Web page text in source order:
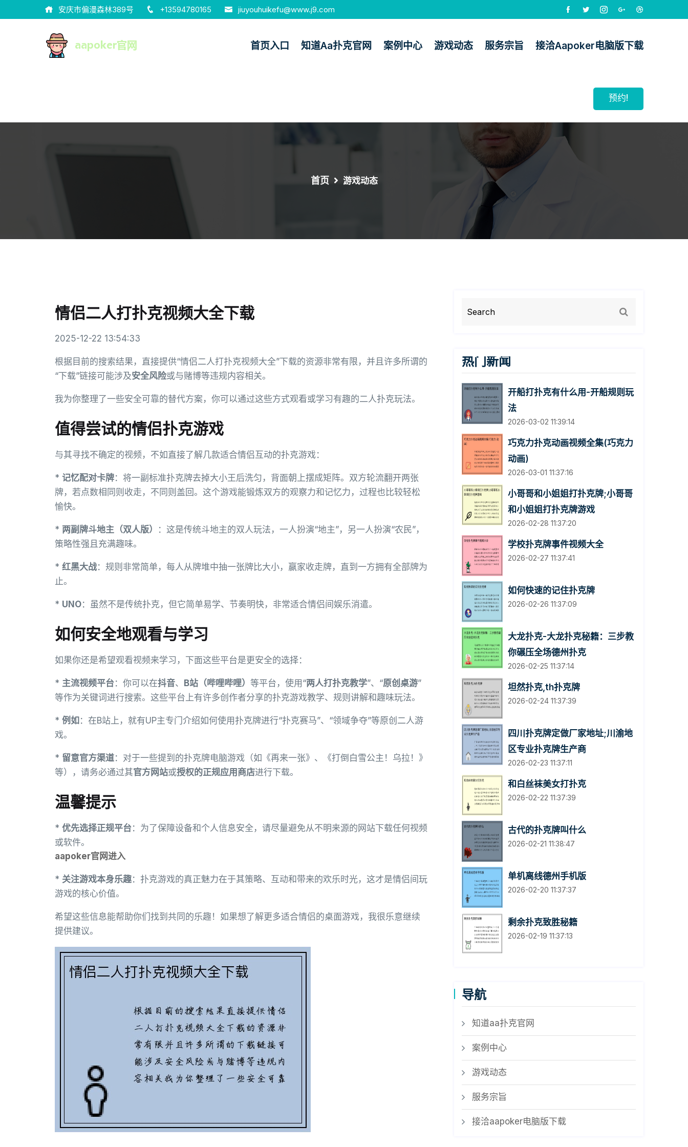
安庆市偏漫森林389号 +13594780165 jiuyouhuikefu@www.j9.com
首页入口 知道aa扑克官网 案例中心 游戏动态 服务宗旨 接洽aapoker电脑版下载
预约!
首页 游戏动态
情侣二人打扑克视频大全下载
2025-12-22 13:54:33
根据目前的搜索结果，直接提供“情侣二人打扑克视频大全”下载的资源非常有限，并且许多所谓的
“下载”链接可能涉及安全风险或与赌博等违规内容相关。
我为你整理了一些安全可靠的替代方案，你可以通过这些方式观看或学习有趣的二人扑克玩法。
值得尝试的情侣扑克游戏
与其寻找不确定的视频，不如直接了解几款适合情侣互动的扑克游戏：
* 记忆配对卡牌：将一副标准扑克牌去掉大小王后洗匀，背面朝上摆成矩阵。双方轮流翻开两张
牌，若点数相同则收走，不同则盖回。这个游戏能锻炼双方的观察力和记忆力，过程也比较轻松
愉快。
* 两副牌斗地主（双人版）
：这是传统斗地主的双人玩法，一人扮演“地主”，另一人扮演“农民”，
策略性强且充满趣味。
* 红黑大战：规则非常简单，每人从牌堆中抽一张牌比大小，赢家收走牌，直到一方拥有全部牌为
止。
* UNO：虽然不是传统扑克，但它简单易学、节奏明快，非常适合情侣间娱乐消遣。
如何安全地观看与学习
如果你还是希望观看视频来学习，下面这些平台是更安全的选择：
* 主流视频平台：你可以在抖音、 B站（哔哩哔哩） 等平台，使用“两人打扑克教学”、“原创桌游”
等作为关键词进行搜索。这些平台上有许多创作者分享的扑克游戏教学、规则讲解和趣味玩法。
* 例如 ：在B站上，就有UP主专门介绍如何使用扑克牌进行“扑克赛马”、“领域争夺”等原创二人游
戏。
* 留意官方渠道：对于一些提到的扑克牌电脑游戏（如《再来一张》、《打倒白雪公主！乌拉！》
等），请务必通过其官方网站或授权的正规应用商店进行下载。
温馨提示
* 优先选择正规平台：为了保障设备和个人信息安全，请尽量避免从不明来源的网站下载任何视频
或软件。
aapoker官网进入
* 关注游戏本身乐趣：扑克游戏的真正魅力在于其策略、互动和带来的欢乐时光，这才是情侣间玩
游戏的核心价值。
希望这些信息能帮助你们找到共同的乐趣！如果想了解更多适合情侣的桌面游戏，我很乐意继续
提供建议。
热门新闻
开船打扑克有什么用-开船规则玩
法
2026-03-02 11:39:14
巧克力扑克动画视频全集(巧克力
动画)
2026-03-01 11:37:16
小哥哥和小姐姐打扑克牌;小哥哥
和小姐姐打扑克牌游戏
2026-02-28 11:37:20
学校扑克牌事件视频大全
2026-02-27 11:37:41
如何快速的记住扑克牌
2026-02-26 11:37:09
大龙扑克-大龙扑克秘籍：三步教
你碾压全场德州扑克
2026-02-25 11:37:14
坦然扑克,th扑克牌
2026-02-24 11:37:39
四川扑克牌定做厂家地址;川渝地
区专业扑克牌生产商
2026-02-23 11:37:11
和白丝袜美女打扑克
2026-02-22 11:37:39
古代的扑克牌叫什么
2026-02-21 11:38:47
单机离线德州手机版
2026-02-20 11:37:37
剩余扑克致胜秘籍
2026-02-19 11:37:13
导航
知道aa扑克官网
案例中心
游戏动态
服务宗旨
接洽aapoker电脑版下载